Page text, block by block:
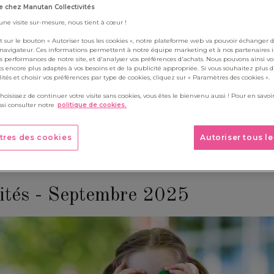
retrouvez un kit contenant 5 à 6 activités destinées aux
classe au fil des saisons grâce à notre kit d'activités à
- Septembre 2025
chez Manutan Collectivités
visite sur-mesure, nous tient à cœur !
sur le bouton « Autoriser tous les cookies », notre plateforme web va pouvoir échanger
Ces informations permettent à notre équipe marketing et à nos partenaires
performances de notre site, et d'analyser vos préférences d'achats. Nous pouvons ainsi
encore plus adaptés à vos besoins et de la publicité appropriée. Si vous souhaitez plus
et choisir vos préférences par type de cookies, cliquez sur « Paramètres des cookies ».
de continuer votre visite sans cookies, vous êtes le bienvenu aussi ! Pour en
consulter notre politique de cookies.
Autoriser tous
des cookies